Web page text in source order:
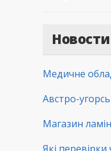
Медичне
Австро-
Магазин
Які